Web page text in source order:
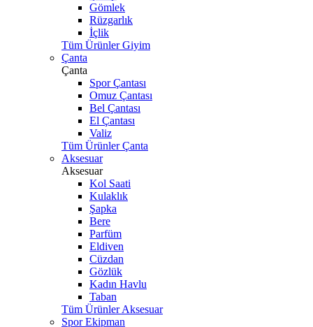
Gömlek
Rüzgarlık
İçlik
Tüm Ürünler Giyim
Çanta
Çanta
Spor Çantası
Omuz Çantası
Bel Çantası
El Çantası
Valiz
Tüm Ürünler Çanta
Aksesuar
Aksesuar
Kol Saati
Kulaklık
Şapka
Bere
Parfüm
Eldiven
Cüzdan
Gözlük
Kadın Havlu
Taban
Tüm Ürünler Aksesuar
Spor Ekipman